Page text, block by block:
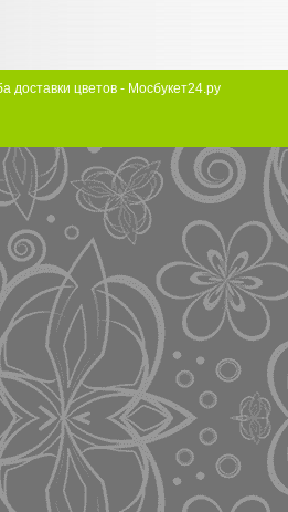
доставки цветов - Мосбукет24.ру